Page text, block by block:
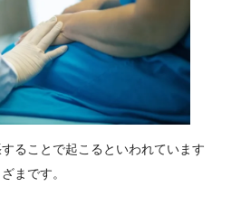
ることで起こるといわれています
まです。